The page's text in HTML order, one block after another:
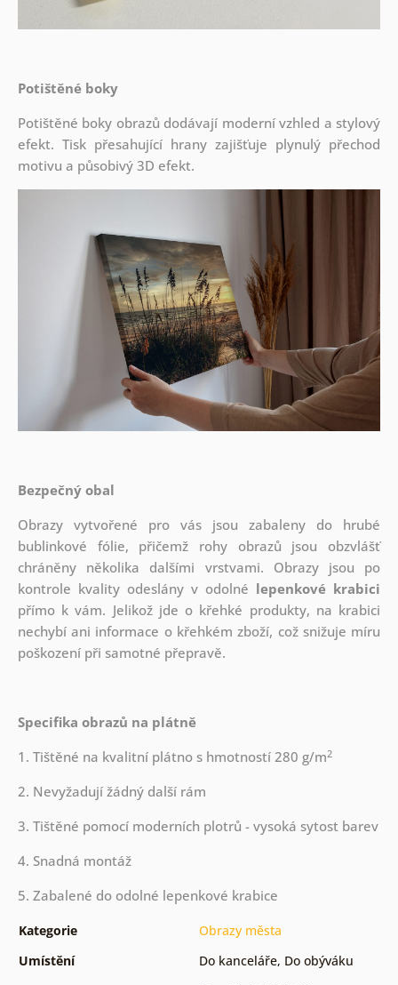
Potištěné boky
Potištěné boky obrazů dodávají moderní vzhled a stylový
efekt. Tisk přesahující hrany zajišťuje plynulý přechod
motivu a působivý 3D efekt.
Bezpečný obal
Obrazy vytvořené pro vás jsou zabaleny do hrubé
bublinkové fólie, přičemž rohy obrazů jsou obzvlášť
chráněny několika dalšími vrstvami. Obrazy jsou po
kontrole kvality odeslány v odolné lepenkové krabici
přímo k vám. Jelikož jde o křehké produkty, na krabici
nechybí ani informace o křehkém zboží, což snižuje míru
poškození při samotné přepravě.
Specifika obrazů na plátně
1. Tištěné na kvalitní plátno s hmotností 280 g/m2
2. Nevyžadují žádný další rám
3. Tištěné pomocí moderních plotrů - vysoká sytost barev
4. Snadná montáž
5. Zabalené do odolné lepenkové krabice
Kategorie
Obrazy města
Umístění
Do kanceláře, Do obýváku